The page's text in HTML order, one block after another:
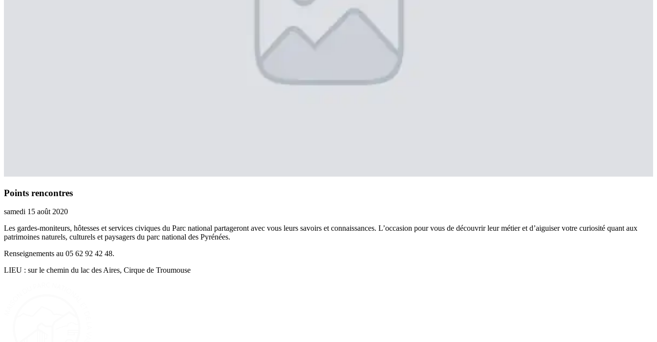
Points rencontres
samedi 15 août 2020
Les gardes-moniteurs, hôtesses et services civiques du Parc national partageront avec vous leurs savoirs et connaissances. L’occasion pour vous de découvrir leur métier et d’aiguiser votre curiosité quant aux
patrimoines naturels, culturels et paysagers du parc national des Pyrénées.
Renseignements au 05 62 92 42 48.
LIEU : sur le chemin du lac des Aires, Cirque de Troumouse